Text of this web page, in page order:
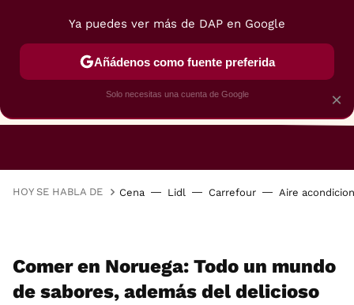
RESTAURANTES GASTROGUÍA
HOY SE HABLA DE Cena Lidl Carrefour Aire
Comer en Noruega: Todo un mundo
de sabores, además del delicioso
×
Ya puedes ver más de DAP en Google
Añádenos como fuente preferida
Solo necesitas una cuenta de Google